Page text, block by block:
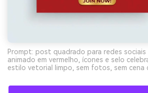
Prompt: post quadrado para redes
animado em vermelho, ícones e selo
estilo vetorial limpo, sem fotos, sem cena